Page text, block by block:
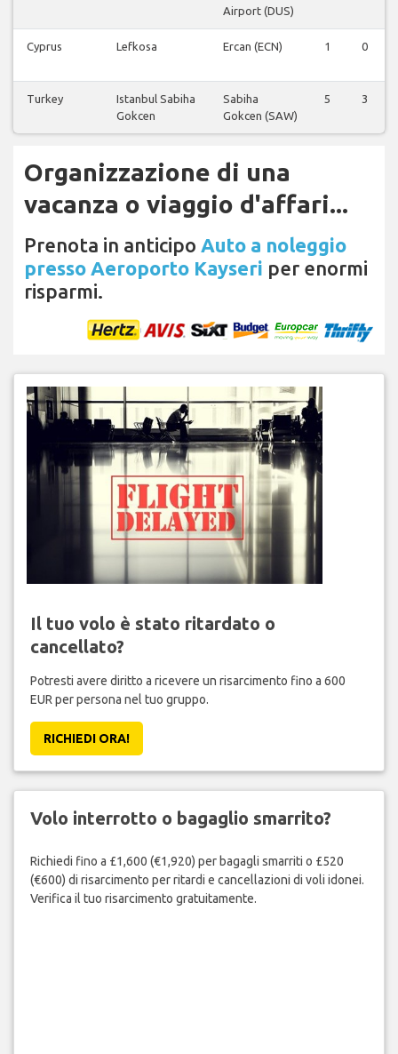
Airport (DUS)
Cyprus Lefkosa Ercan (ECN) 1 0
Turkey
Istanbul Sabiha
Gokcen
Sabiha
Gokcen (SAW)
5 3
Organizzazione di una
vacanza o viaggio d'affari...
Prenota in anticipo Auto a noleggio
presso Aeroporto Kayseri per enormi
risparmi.
Il tuo volo è stato ritardato o
cancellato?
Potresti avere diritto a ricevere un risarcimento fino a 600
EUR per persona nel tuo gruppo.
RICHIEDI ORA!
Volo interrotto o bagaglio smarrito?
Richiedi fino a £1,600 (€1,920) per bagagli smarriti o £520
(€600) di risarcimento per ritardi e cancellazioni di voli idonei.
Verifica il tuo risarcimento gratuitamente.